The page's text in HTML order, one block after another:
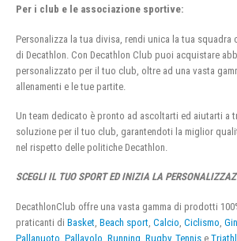
Per i club e le associazione sportive:
Personalizza la tua divisa, rendi unica la tua squadra
di Decathlon. Con Decathlon Club puoi acquistare
personalizzato per il tuo club, oltre ad una vasta
allenamenti e le tue partite.
Un team dedicato è pronto ad ascoltarti ed aiutarti a
soluzione per il tuo club, garantendoti la miglior
nel rispetto delle politiche Decathlon.
SCEGLI IL TUO SPORT ED INIZIA LA
DecathlonClub offre una vasta gamma di prodotti
praticanti di Basket Beach sport Calcio Ciclismo
Pallanuoto Pallavolo Running Rugby, Tennis e